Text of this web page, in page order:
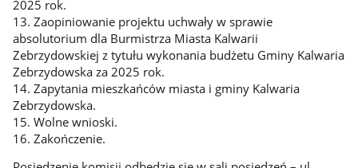
2025 rok.
13. Zaopiniowanie projektu uchwały w sprawie
absolutorium dla Burmistrza Miasta Kalwarii
Zebrzydowskiej z tytułu wykonania budżetu Gminy Kalwaria
Zebrzydowska za 2025 rok.
14. Zapytania mieszkańców miasta i gminy Kalwaria
Zebrzydowska.
15. Wolne wnioski.
16. Zakończenie.